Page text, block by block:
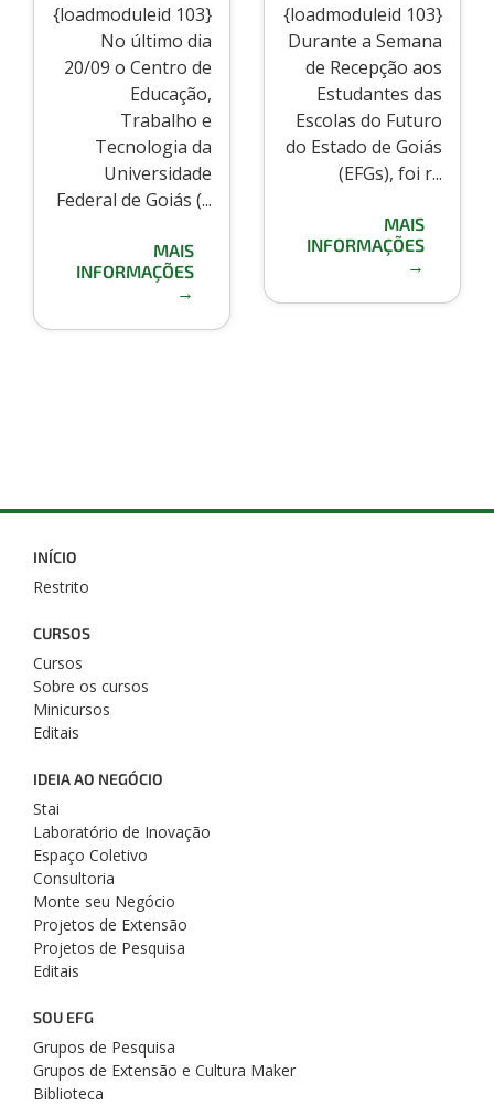
{loadmoduleid 103}
No último dia
20/09 o Centro de
Educação,
Trabalho e
Tecnologia da
Universidade
Federal de Goiás (...
MAIS
INFORMAÇÕES
→
{loadmoduleid 103}
Durante a Semana
de Recepção aos
Estudantes das
Escolas do Futuro
do Estado de Goiás
(EFGs), foi r...
MAIS
INFORMAÇÕES
→
INÍCIO
Restrito
CURSOS
Cursos
Sobre os cursos
Minicursos
Editais
IDEIA AO NEGÓCIO
Stai
Laboratório de Inovação
Espaço Coletivo
Consultoria
Monte seu Negócio
Projetos de Extensão
Projetos de Pesquisa
Editais
SOU EFG
Grupos de Pesquisa
Grupos de Extensão e Cultura Maker
Biblioteca